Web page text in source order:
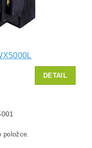
DETAIL
položce.